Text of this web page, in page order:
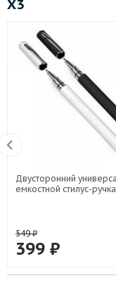
X3
Двусторонний
емкостной стилус-ручка
549₽
399 ₽